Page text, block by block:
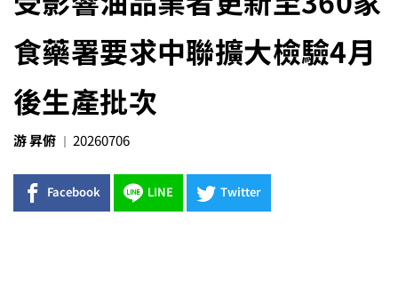
食藥署要求中聯擴大檢驗4月
後生產批次
游 昇俯 20260706
Facebook LINE Twitter